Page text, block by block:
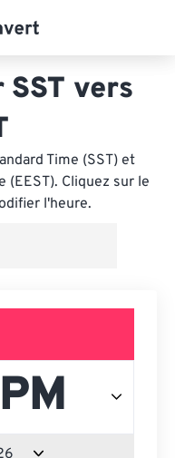
vers
Time (SST) et
(EEST). Cliquez sur le
l'heure.